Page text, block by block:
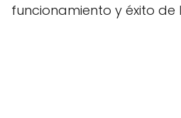
funcionamiento y éxito